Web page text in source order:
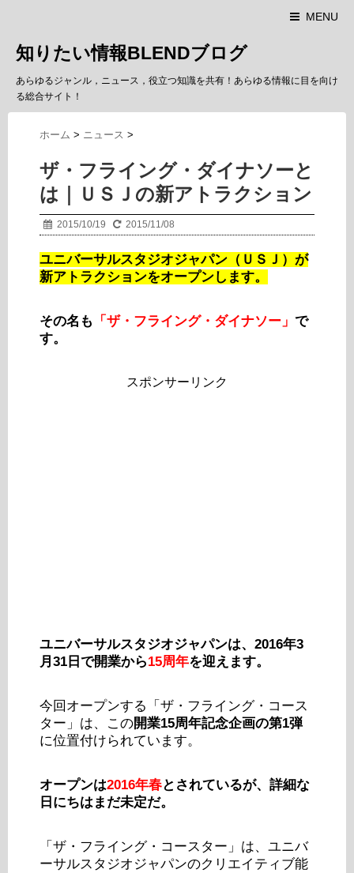
MENU
知りたい情報BLENDブログ
あらゆるジャンル，ニュース，役立つ知識を共有！あらゆる情報に目を向け
る総合サイト！
ホーム > ニュース >
ザ・フライング・ダイナソーと
は｜ＵＳＪの新アトラクション
2015/10/19 2015/11/08
ユニバーサルスタジオジャパン（ＵＳＪ）が
新アトラクションをオープンします。
その名も 「ザ・フライング・ダイナソー」 で
す。
スポンサーリンク
ユニバーサルスタジオジャパンは、2016年3
月31日で開業から15周年を迎えます。
今回オープンする「ザ・フライング・コース
ター」は、この開業15周年記念企画の第1弾
に位置付けられています。
オープンは2016年春とされているが、詳細な
日にちはまだ未定だ。
「ザ・フライング・コースター」は、ユニバ
ーサルスタジオジャパンのクリエイティブ能